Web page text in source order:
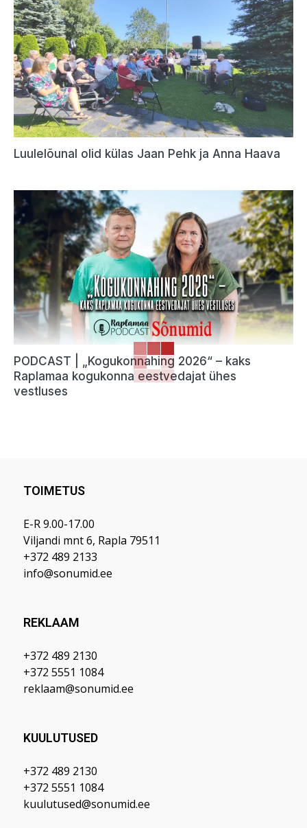
Luulelõunal olid külas Jaan Pehk ja Anna Haava
PODCAST | „Kogukonnahing 2026“ – kaks
Raplamaa kogukonna eestvedajat ühes
vestluses